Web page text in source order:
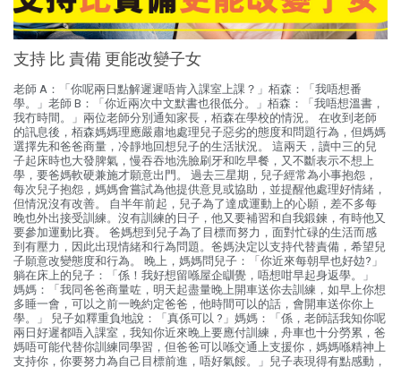
支持 比 責備 更能改變子女
老師 A：「你呢兩日點解遲遲唔肯入課室上課？」栢森：「我唔想番
學。」老師 B：「你近兩次中文默書也很低分。」栢森：「我唔想溫書，
我冇時間。」兩位老師分別通知家長，栢森在學校的情況。 在收到老師
的訊息後，栢森媽媽理應嚴肅地處理兒子惡劣的態度和問題行為，但媽媽
選擇先和爸爸商量，冷靜地回想兒子的生活狀況。 這兩天，讀中三的兒
子起床時也大發脾氣，慢吞吞地洗臉刷牙和吃早餐，又不斷表示不想上
學，要爸媽軟硬兼施才願意出門。 過去三星期，兒子經常為小事抱怨，
每次兒子抱怨，媽媽會嘗試為他提供意見或協助，並提醒他處理好情緒，
但情況沒有改善。 自半年前起，兒子為了達成運動上的心願，差不多每
晚也外出接受訓練。沒有訓練的日子，他又要補習和自我鍛鍊，有時他又
要參加運動比賽。 爸媽想到兒子為了目標而努力，面對忙碌的生活而感
到有壓力，因此出現情緒和行為問題。爸媽決定以支持代替責備，希望兒
子願意改變態度和行為。 晚上，媽媽問兒子：「你近來每朝早也好攰?」
躺在床上的兒子：「係！我好想留喺屋企瞓覺，唔想咁早起身返學。」
媽媽：「我同爸爸商量咗，明天起盡量晚上開車送你去訓練，如早上你想
多睡一會，可以之前一晚約定爸爸，他時間可以的話，會開車送你你上
學。」 兒子如釋重負地說：「真係可以 ?」媽媽：「係，老師話我知你呢
兩日好遲都唔入課室，我知你近來晚上要應付訓練，舟車也十分勞累，爸
媽唔可能代替你訓練同學習，但爸爸可以喺交通上支援你，媽媽喺精神上
支持你，你要努力為自己目標前進，唔好氣餒。」兒子表現得有點感動，